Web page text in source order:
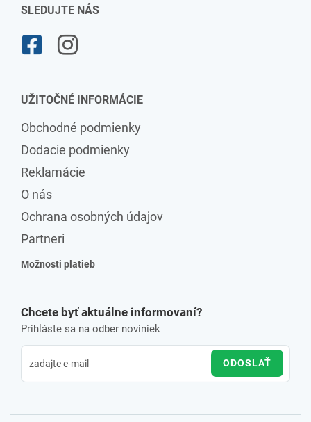
SLEDUJTE NÁS
UŽITOČNÉ INFORMÁCIE
Obchodné podmienky
Dodacie podmienky
Reklamácie
O nás
Ochrana osobných údajov
Partneri
Možnosti platieb
Chcete byť aktuálne informovaní?
Prihláste sa na odber noviniek
ODOSLAŤ